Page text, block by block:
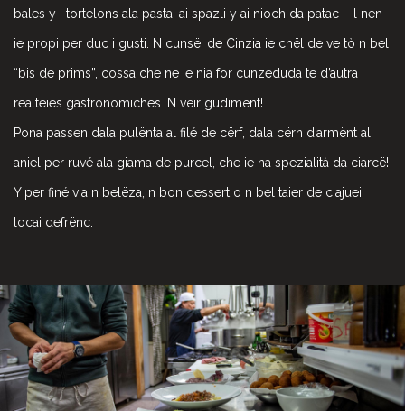
bales y i tortelons ala pasta, ai spazli y ai nioch da patac – l nen
ie propi per duc i gusti. N cunsëi de Cinzia ie chël de ve tò n bel
“bis de prims”, cossa che ne ie nia for cunzeduda te d’autra
realteies gastronomiches. N vëir gudimënt!
Pona passen dala pulënta al filé de cërf, dala cërn d’armënt al
aniel per ruvé ala giama de purcel, che ie na spezialità da ciarcë!
Y per finé via n belëza, n bon dessert o n bel taier de ciajuei
locai defrënc.